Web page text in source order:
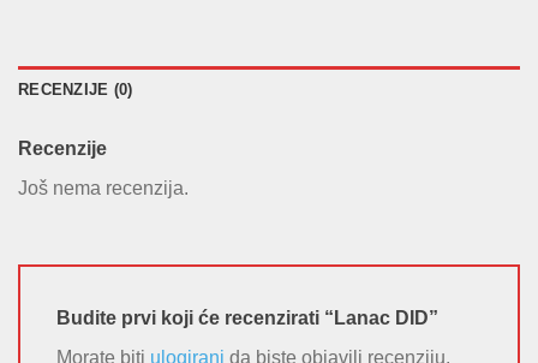
RECENZIJE (0)
Recenzije
Još nema recenzija.
Budite prvi koji će recenzirati “Lanac DID”
Morate biti ulogirani da biste objavili recenziju.